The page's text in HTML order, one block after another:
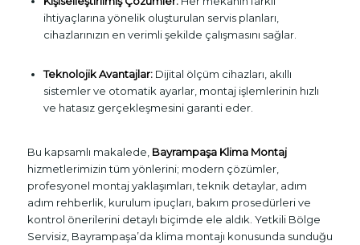
ihtiyaçlarına yönelik oluşturulan servis planları,
cihazlarınızın en verimli şekilde çalışmasını sağlar.
Teknolojik Avantajlar:Dijital ölçüm cihazları, akıllı
sistemler ve otomatik ayarlar, montaj işlemlerinin hızlı
ve hatasız gerçekleşmesini garanti eder.
Bu kapsamlı makalede, Bayrampaşa Klima Montaj
hizmetlerimizin tüm yönlerini; modern çözümler,
profesyonel montaj yaklaşımları, teknik detaylar, adım
adım rehberlik, kurulum ipuçları, bakım prosedürleri ve
kontrol önerilerini detaylı biçimde ele aldık. Yetkili Bölge
Servisiz, Bayrampaşa’da klima montajı konusunda sunduğu